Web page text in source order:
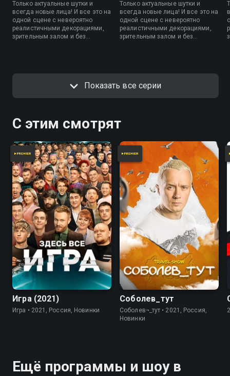
считывается мгновенно, а юмор строится на
плотном потоке шуток, гиперболизированных
эмоциях и гротескных реакциях героев. Сыгранный
актерский ансамбль: Артисты демонстрируют
Мусагалиева, безумная пластика Дорохова и
язвительные реплики Моргуновой создают
формат: Полная независимость выпусков друг от
друга позволяет смотреть сезон в абсолютно
любом порядке и с любого места, получая отличный
заряд бодрости и хорошего настроения. Смотри
восьмой сезон Однажды в России в хорошем
качестве в приложении Смотрёшка.
Посмотреть онлайн 8 сезон сериала Однажды в
России вы можете совершенно бесплатно в
хорошем HD качестве на Смотрёшке
Только актуальные шутки и
всегда новые лица! И все это на
одной сцене с невероятно
реалистичными декорациями,
зрительным залом и без
Только актуальные шутки и
всегда новые лица! И все это на
одной сцене с невероятно
реалистичными декорациями,
зрительным залом и без
Показать все серии
С этим смотрят
7.8
Игра (2021)
Игра • 2021, Россия, Новинки
Соболев_тут
Соболев¬_тут • 2021, Россия,
Новинки
Ещё программы и шоу в